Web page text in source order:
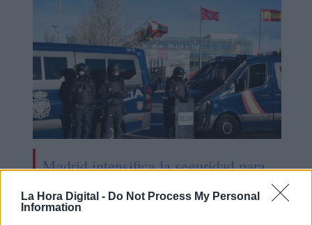
La Hora Digital - Do Not Process My Personal
Information
Madrid intensifica la seguridad para